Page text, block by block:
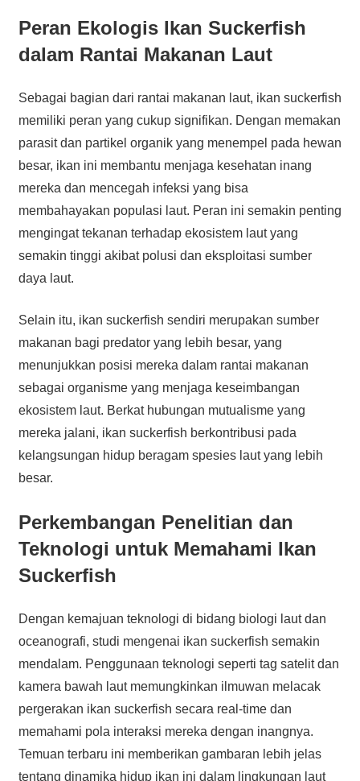
Peran Ekologis Ikan Suckerfish
dalam Rantai Makanan Laut
Sebagai bagian dari rantai makanan laut, ikan suckerfish
memiliki peran yang cukup signifikan. Dengan memakan
parasit dan partikel organik yang menempel pada hewan
besar, ikan ini membantu menjaga kesehatan inang
mereka dan mencegah infeksi yang bisa
membahayakan populasi laut. Peran ini semakin penting
mengingat tekanan terhadap ekosistem laut yang
semakin tinggi akibat polusi dan eksploitasi sumber
daya laut.
Selain itu, ikan suckerfish sendiri merupakan sumber
makanan bagi predator yang lebih besar, yang
menunjukkan posisi mereka dalam rantai makanan
sebagai organisme yang menjaga keseimbangan
ekosistem laut. Berkat hubungan mutualisme yang
mereka jalani, ikan suckerfish berkontribusi pada
kelangsungan hidup beragam spesies laut yang lebih
besar.
Perkembangan Penelitian dan
Teknologi untuk Memahami Ikan
Suckerfish
Dengan kemajuan teknologi di bidang biologi laut dan
oceanografi, studi mengenai ikan suckerfish semakin
mendalam. Penggunaan teknologi seperti tag satelit dan
kamera bawah laut memungkinkan ilmuwan melacak
pergerakan ikan suckerfish secara real-time dan
memahami pola interaksi mereka dengan inangnya.
Temuan terbaru ini memberikan gambaran lebih jelas
tentang dinamika hidup ikan ini dalam lingkungan laut